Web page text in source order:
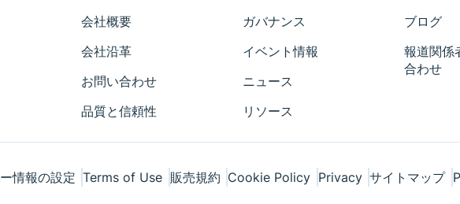
会社概要
会社沿革
お問い合わせ
品質と信頼性
ガバナンス
イベント情報
ニュース
リソース
ブログ
報道関係
合わせ
情報の設定 Terms of Use 販売規約 Cookie Policy Privacy サイトマップ